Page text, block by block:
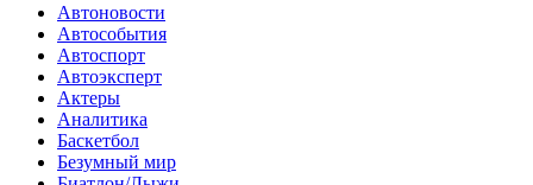
Автоновости
Автособытия
Автоспорт
Автоэксперт
Актеры
Аналитика
Баскетбол
Безумный мир